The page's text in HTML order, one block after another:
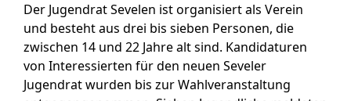
Der Jugendrat Sevelen ist organisiert als Verein
und besteht aus drei bis sieben Personen, die
zwischen 14 und 22 Jahre alt sind. Kandidaturen
von Interessierten für den neuen Seveler
Jugendrat wurden bis zur Wahlveranstaltung